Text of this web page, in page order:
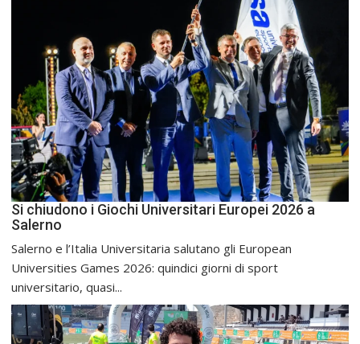
Si chiudono i Giochi Universitari Europei 2026 a
Salerno
Salerno e l’Italia Universitaria salutano gli European
Universities Games 2026: quindici giorni di sport
universitario, quasi...